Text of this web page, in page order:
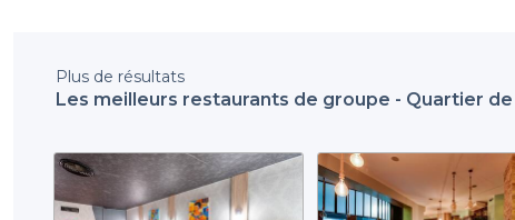
Plus de résultats
Les meilleurs restaurants de groupe - Quartier